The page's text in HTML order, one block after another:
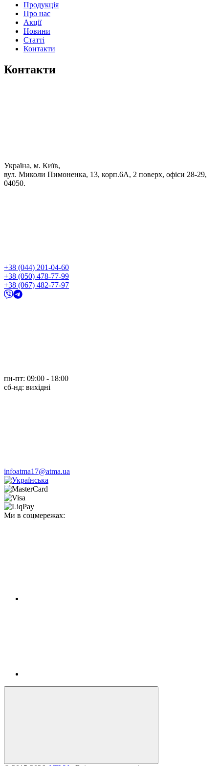
Продукція
Про нас
Акції
Новини
Статті
Контакти
Контакти
Україна, м. Київ,
вул. Миколи Пимоненка, 13, корп.6А, 2 поверх, офіси 28-29,
04050.
+38 (044) 201-04-60
+38 (050) 478-77-99
+38 (067) 482-77-97
пн-пт: 09:00 - 18:00
cб-нд: вихідні
infoatma17@atma.ua
Ми в соцмережах: